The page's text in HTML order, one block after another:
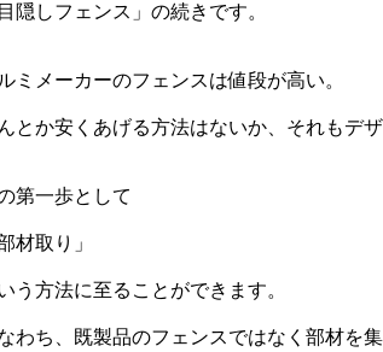
目隠しフェンス」の続きです。
ミメーカーのフェンスは値段が高い。
とか安くあげる方法はないか、それもデ
第一歩として
材取り」
う方法に至ることができます。
わち、既製品のフェンスではなく部材を